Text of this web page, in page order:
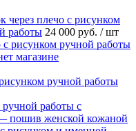
через плечо с рисунком
работы 24 000 руб. / шт
ручной работы